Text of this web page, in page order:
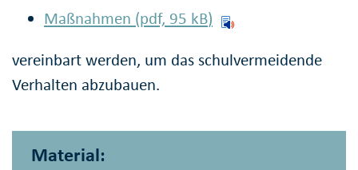
Maßnahmen (pdf, 95 kB)
vereinbart werden, um das schulvermeidende
Verhalten abzubauen.
Material: